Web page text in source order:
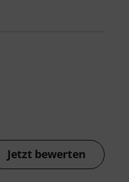
Jetzt bewerten